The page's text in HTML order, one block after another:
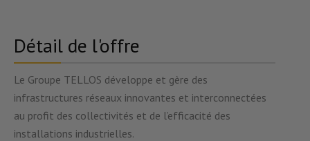
Détail de l'offre
Le Groupe TELLOS développe et gère des
infrastructures réseaux innovantes et interconnectées
au profit des collectivités et de l’efficacité des
installations industrielles.